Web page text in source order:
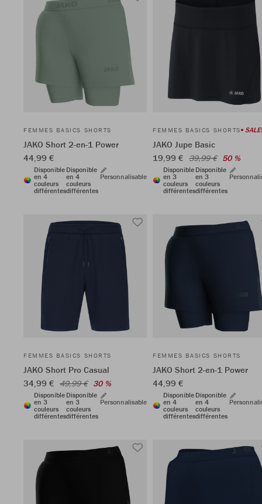
FEMMES BASICS SHORTS
JAKO Short 2-en-1 Power
44,99 €
Disponible
en 4
couleurs
différentes
Disponible
en 4
couleurs
différentes
Personnalisable
FEMMES BASICS SHORTS SALE!
JAKO Jupe Basic
19,99 € 39,99 € 50 %
Disponible
en 3
couleurs
différentes
Disponible
en 3
couleurs
différentes
FEMMES BASICS SHORTS
JAKO Short Pro Casual
34,99 € 49,99 € 30 %
Disponible
en 3
couleurs
différentes
Disponible
en 3
couleurs
différentes
Personnalisable
FEMMES BASICS SHORTS
JAKO Short 2-en-1 Power
44,99 €
Disponible
en 4
couleurs
différentes
Disponible
en 4
couleurs
différentes